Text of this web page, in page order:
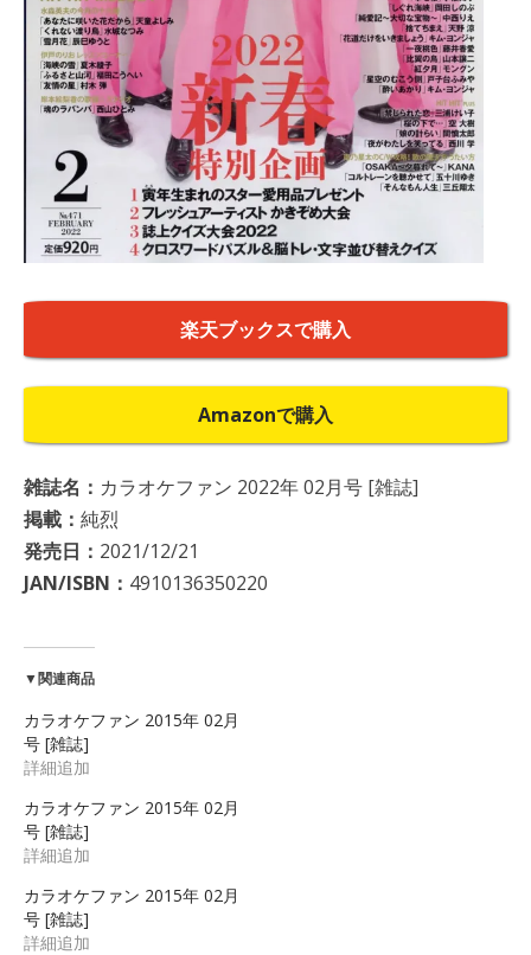
楽天ブックスで購入
Amazonで購入
雑誌名： カラオケファン 2022年 02月号 [雑誌]
掲載： 純烈
発売日： 2021/12/21
JAN/ISBN： 4910136350220
▼関連商品
カラオケファン 2015年 02月
号 [雑誌]
詳細追加
カラオケファン 2015年 02月
号 [雑誌]
詳細追加
カラオケファン 2015年 02月
号 [雑誌]
詳細追加